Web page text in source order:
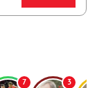
7 3